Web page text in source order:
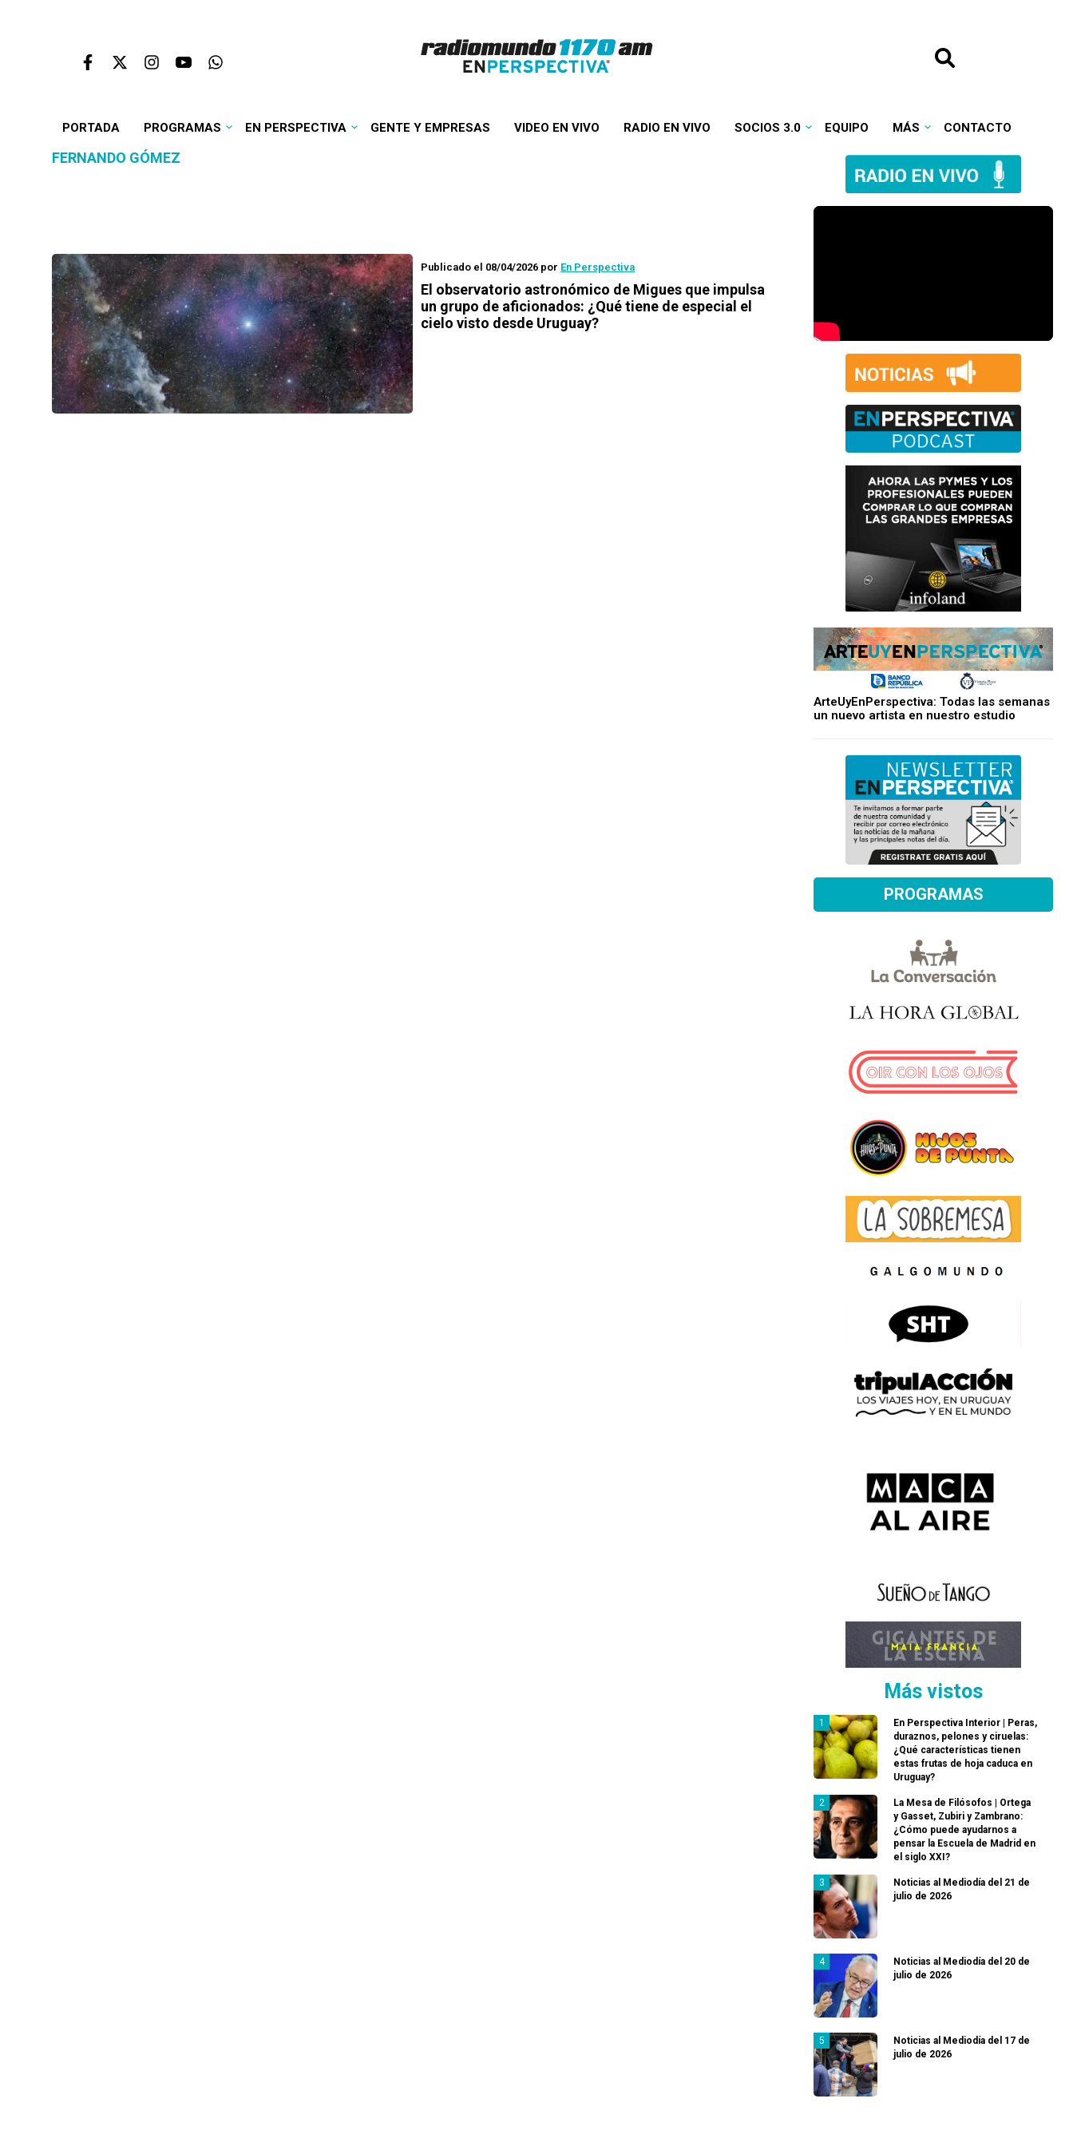
PORTADA PROGRAMAS EN PERSPECTIVA GENTE Y EMPRESAS VIDEO EN VIVO RADIO EN VIVO SOCIOS 3.0 EQUIPO MÁS CONTACTO
FERNANDO GÓMEZ
Publicado el 08/04/2026 por En Perspectiva
El observatorio astronómico de Migues que impulsa
un grupo de aficionados: ¿Qué tiene de especial el
cielo visto desde Uruguay?
ArteUyEnPerspectiva: Todas las semanas
un nuevo artista en nuestro estudio
PROGRAMAS
Más vistos
En Perspectiva Interior | Peras,
duraznos, pelones y ciruelas:
¿Qué características tienen
estas frutas de hoja caduca en
Uruguay?
La Mesa de Filósofos | Ortega
y Gasset, Zubiri y Zambrano:
¿Cómo puede ayudarnos a
pensar la Escuela de Madrid en
el siglo XXI?
Noticias al Mediodía del 21 de
julio de 2026
Noticias al Mediodía del 20 de
julio de 2026
Noticias al Mediodía del 17 de
julio de 2026